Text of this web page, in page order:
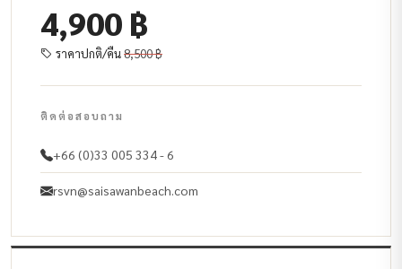
4,900 ฿
ราคาปกติ/คืน8,500 ฿
ติดต่อสอบถาม
+66 (0)33 005 334 - 6
rsvn@saisawanbeach.com